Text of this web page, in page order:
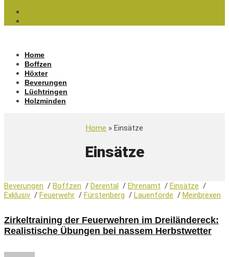
Home
Boffzen
Höxter
Beverungen
Lüchtringen
Holzminden
Home » Einsätze
Einsätze
Beverungen / Boffzen / Derental / Ehrenamt / Einsätze /
Exklusiv / Feuerwehr / Fürstenberg / Lauenförde / Meinbrexen
Zirkeltraining der Feuerwehren im Dreiländereck:
Realistische Übungen bei nassem Herbstwetter